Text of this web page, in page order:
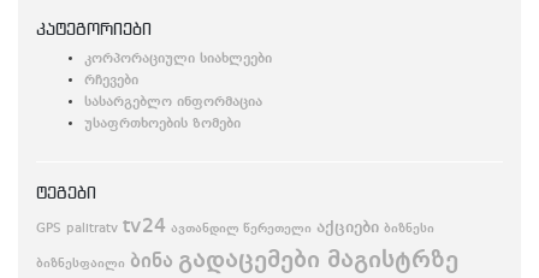
კატეგორიები
კორპორაციული სიახლეები
რჩევები
სასარგებლო ინფორმაცია
უსაფრთხოების ზომები
ტეგები
GPS palitratv tv24 ავთანდილ წერეთელი აქციები ბიზნესი
ბიზნესფაილი ბინა გადაცემები მაგისტრზე